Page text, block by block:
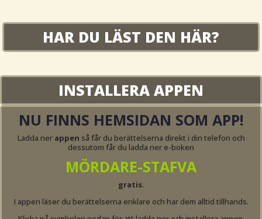
HAR DU LÄST DEN HÄR?
INSTALLERA APPEN
NU FINNS HEMSIDAN SOM APP!
Ladda ner appen så får du berättelserna direkt i din telefon och
dessutom får du ladda ner e-boken
MÖRDARE-STAFVA
gratis.
I appen läser du berättelserna enklare och har dem alltid tillhands.